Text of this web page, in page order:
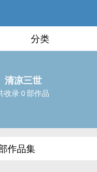
分类
清凉三世
收录 0 部作品
作品集